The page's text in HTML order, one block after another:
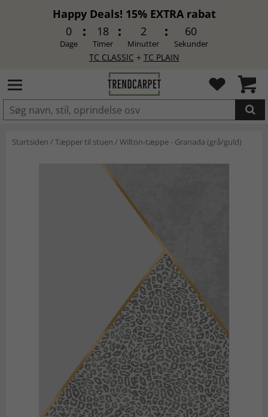
Happy Deals! 15% EXTRA rabat
0
Dage
18
Timer
2
Minutter
59
Sekunder
TC CLASSIC + TC PLAIN
LAGT I INDKØBSKURVEN.
Startsiden /Tæpper til stuen /Wilton-tæppe - Granada (grå/guld)